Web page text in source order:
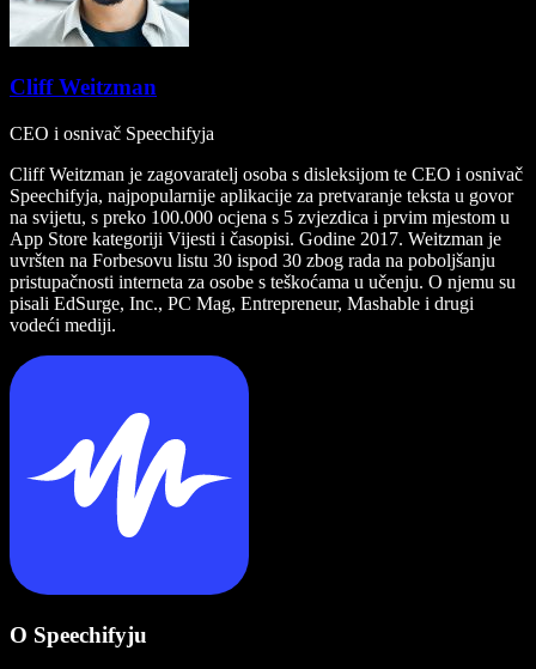
Cliff Weitzman
CEO i osnivač Speechifyja
Cliff Weitzman je zagovaratelj osoba s disleksijom te CEO i osnivač
Speechifyja, najpopularnije aplikacije za pretvaranje teksta u govor
na svijetu, s preko 100.000 ocjena s 5 zvjezdica i prvim mjestom u
App Store kategoriji Vijesti i časopisi. Godine 2017. Weitzman je
uvršten na Forbesovu listu 30 ispod 30 zbog rada na poboljšanju
pristupačnosti interneta za osobe s teškoćama u učenju. O njemu su
pisali EdSurge, Inc., PC Mag, Entrepreneur, Mashable i drugi
vodeći mediji.
O Speechifyju